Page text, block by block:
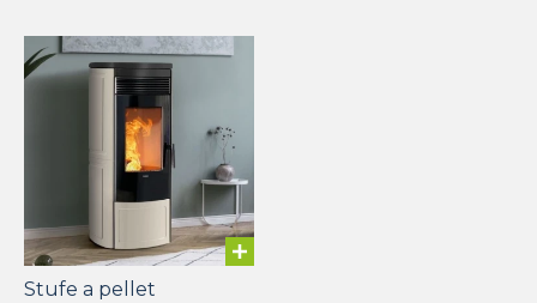
Stufe a pellet